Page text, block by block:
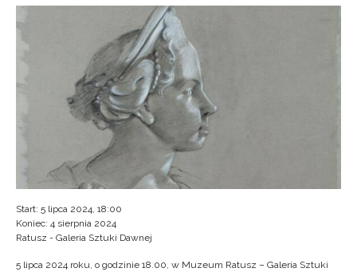
Start: 5 lipca 2024, 18:00
Koniec: 4 sierpnia 2024
Ratusz - Galeria Sztuki Dawnej
5 lipca 2024 roku, o godzinie 18.00, w Muzeum Ratusz – Galeria Sztuki